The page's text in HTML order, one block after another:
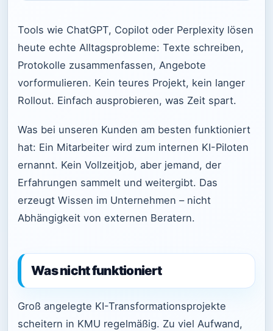
Tools wie ChatGPT, Copilot oder Perplexity lösen
heute echte Alltagsprobleme: Texte schreiben,
Protokolle zusammenfassen, Angebote
vorformulieren. Kein teures Projekt, kein langer
Rollout. Einfach ausprobieren, was Zeit spart.
Was bei unseren Kunden am besten funktioniert
hat: Ein Mitarbeiter wird zum internen KI-Piloten
ernannt. Kein Vollzeitjob, aber jemand, der
Erfahrungen sammelt und weitergibt. Das
erzeugt Wissen im Unternehmen – nicht
Abhängigkeit von externen Beratern.
Was nicht funktioniert
Groß angelegte KI-Transformationsprojekte
scheitern in KMU regelmäßig. Zu viel Aufwand,